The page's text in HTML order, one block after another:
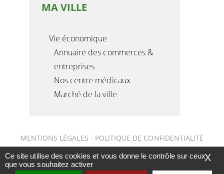
MA VILLE
Vie économique
Annuaire des commerces &
entreprises
Nos centre médicaux
Marché de la ville
MENTIONS LÉGALES - POLITIQUE DE CONFIDENTIALITÉ
2025 -CONCEPTION CITOPIA
SOLUTION DE SITE INTERNET
X
Ce site utilise des cookies et vous donne le contrôle sur ceux
que vous souhaitez activer